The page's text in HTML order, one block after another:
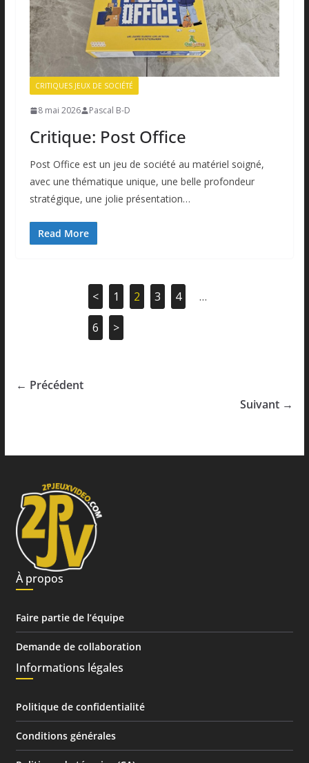
CRITIQUES JEUX DE SOCIÉTÉ
8 mai 2026 Pascal B-D
Critique: Post Office
Post Office est un jeu de société au matériel soigné,
avec une thématique unique, une belle profondeur
stratégique, une jolie présentation…
Read More
< 1 2 3 4 …
6 >
← Précédent
Suivant →
À propos
Faire partie de l’équipe
Demande de collaboration
Informations légales
Politique de confidentialité
Conditions générales